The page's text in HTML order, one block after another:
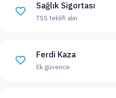
Sağlık Sigortası
TSS teklifi alın
Ferdi Kaza
Ek güvence